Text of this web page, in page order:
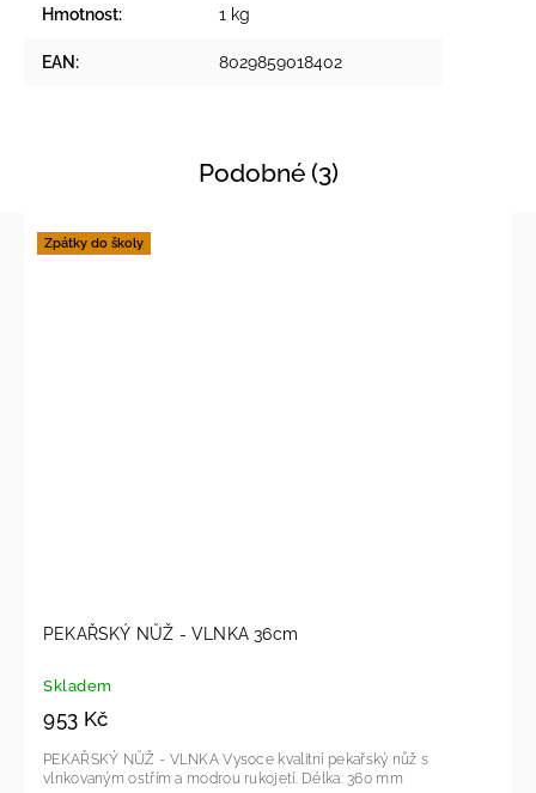
Hmotnost: 1 kg
EAN: 8029859018402
Podobné (3)
Zpátky do školy
PEKAŘSKÝ NŮŽ - VLNKA 36cm
Skladem
953 Kč
PEKAŘSKÝ NŮŽ - VLNKA Vysoce kvalitní pekařský nůž s